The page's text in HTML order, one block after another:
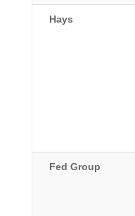
Hays
Fed Group